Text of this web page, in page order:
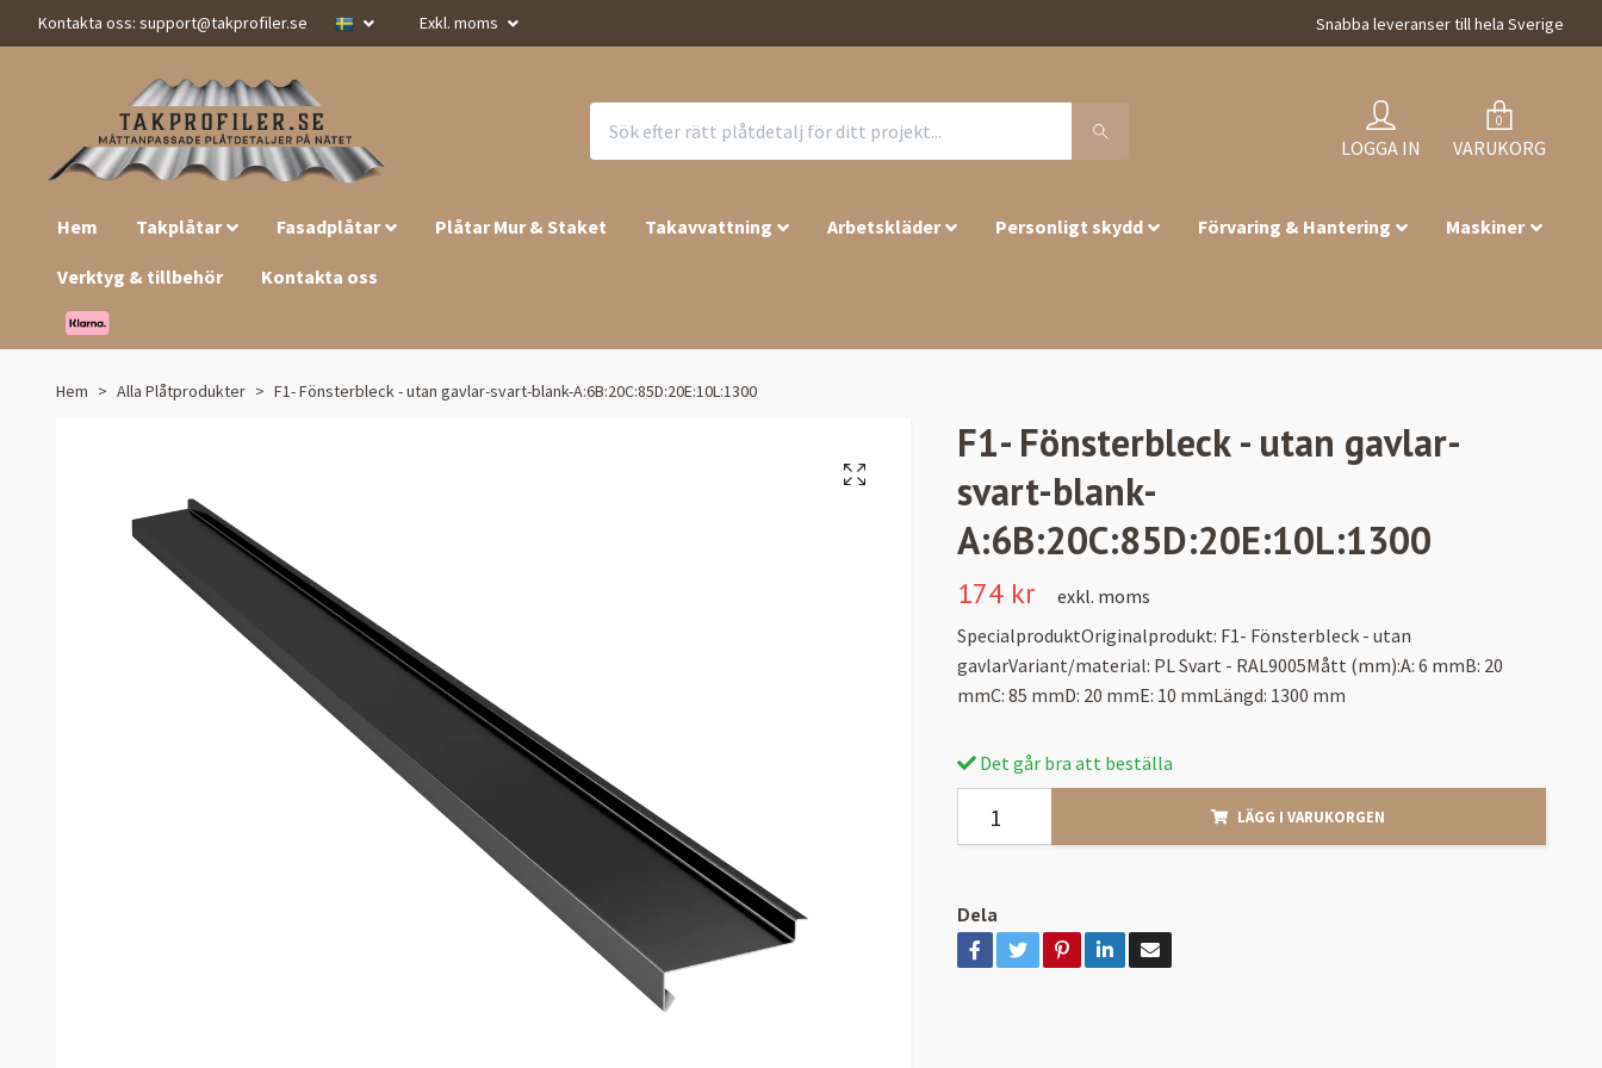
Kontakta oss: support@takprofiler.se Exkl. moms Snabba leveranser till hela Sverige
LOGGA IN
0
VARUKORG
Hem Takplåtar Fasadplåtar Plåtar Mur & Staket Takavvattning Arbetskläder Personligt skydd Förvaring & Hantering Maskiner
Verktyg & tillbehör Kontakta oss
Hem Alla Plåtprodukter F1- Fönsterbleck - utan gavlar-svart-blank-A:6B:20C:85D:20E:10L:1300
F1- Fönsterbleck - utan gavlar-
svart-blank-
A:6B:20C:85D:20E:10L:1300
174 kr
exkl. moms
SpecialproduktOriginalprodukt: F1- Fönsterbleck - utan
gavlarVariant/material: PL Svart - RAL9005Mått (mm):A: 6 mmB: 20
mmC: 85 mmD: 20 mmE: 10 mmLängd: 1300 mm
Det går bra att beställa
LÄGG I VARUKORGEN
Dela